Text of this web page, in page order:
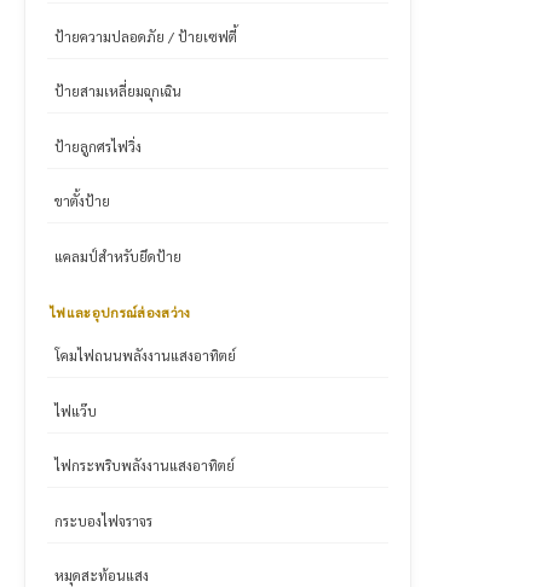
ป้ายความปลอดภัย / ป้ายเซฟตี้
ป้ายสามเหลี่ยมฉุกเฉิน
ป้ายลูกศรไฟวิ่ง
ขาตั้งป้าย
แคลมป์สำหรับยึดป้าย
ไฟและอุปกรณ์ส่องสว่าง
โคมไฟถนนพลังงานแสงอาทิตย์
ไฟแว๊บ
ไฟกระพริบพลังงานแสงอาทิตย์
กระบองไฟจราจร
หมุดสะท้อนแสง